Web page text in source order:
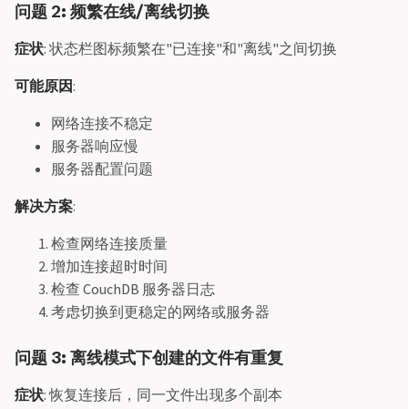
问题 2: 频繁在线/离线切换
症状: 状态栏图标频繁在"已连接"和"离线"之间切换
可能原因 :
网络连接不稳定
服务器响应慢
服务器配置问题
解决方案:
检查网络连接质量
增加连接超时时间
检查 CouchDB 服务器日志
考虑切换到更稳定的网络或服务器
问题 3: 离线模式下创建的文件有重复
症状: 恢复连接后，同一文件出现多个副本